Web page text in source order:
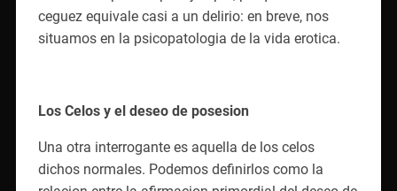
ceguez equivale casi a un delirio: en breve, nos
situamos en la psicopatologia de la vida erotica.
Los Celos y el deseo de posesion
Una otra interrogante es aquella de los celos
dichos normales. Podemos definirlos como la